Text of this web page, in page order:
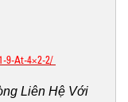
9-At-4×2-2/
Liên Hệ Với